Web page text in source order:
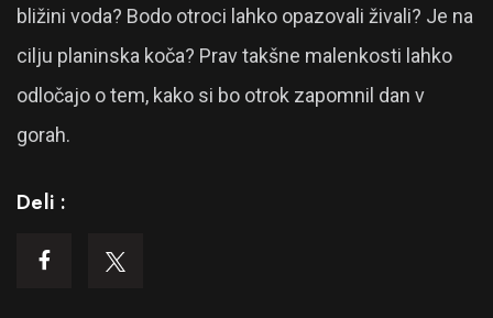
bližini voda? Bodo otroci lahko opazovali živali? Je na
cilju planinska koča? Prav takšne malenkosti lahko
odločajo o tem, kako si bo otrok zapomnil dan v
gorah.
Deli :